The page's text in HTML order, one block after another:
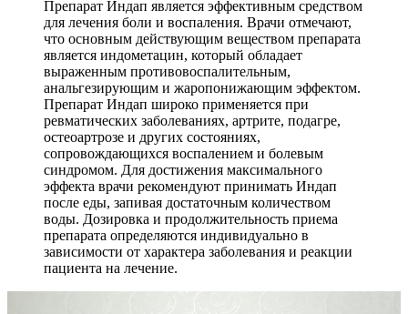
Препарат Индап является эффективным средством
для лечения боли и воспаления. Врачи отмечают,
что основным действующим веществом препарата
является индометацин, который обладает
выраженным противовоспалительным,
анальгезирующим и жаропонижающим эффектом.
Препарат Индап широко применяется при
ревматических заболеваниях, артрите, подагре,
остеоартрозе и других состояниях,
сопровождающихся воспалением и болевым
синдромом. Для достижения максимального
эффекта врачи рекомендуют принимать Индап
после еды, запивая достаточным количеством
воды. Дозировка и продолжительность приема
препарата определяются индивидуально в
зависимости от характера заболевания и реакции
пациента на лечение.